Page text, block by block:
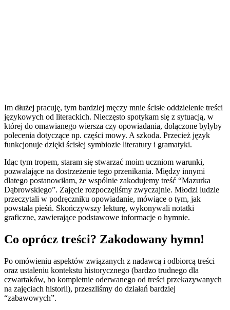
Im dłużej pracuję, tym bardziej męczy mnie ścisłe oddzielenie treści
językowych od literackich. Nieczęsto spotykam się z sytuacją, w
której do omawianego wiersza czy opowiadania, dołączone byłyby
polecenia dotyczące np. części mowy. A szkoda. Przecież język
funkcjonuje dzięki ścisłej symbiozie literatury i gramatyki.
Idąc tym tropem, staram się stwarzać moim uczniom warunki,
pozwalające na dostrzeżenie tego przenikania. Między innymi
dlatego postanowiłam, że wspólnie zakodujemy treść “Mazurka
Dąbrowskiego”. Zajęcie rozpoczęliśmy zwyczajnie. Młodzi ludzie
przeczytali w podręczniku opowiadanie, mówiące o tym, jak
powstała pieśń. Skończywszy lekturę, wykonywali notatki
graficzne, zawierające podstawowe informacje o hymnie.
Co oprócz treści? Zakodowany hymn!
Po omówieniu aspektów związanych z nadawcą i odbiorcą treści
oraz ustaleniu kontekstu historycznego (bardzo trudnego dla
czwartaków, bo kompletnie oderwanego od treści przekazywanych
na zajęciach historii), przeszliśmy do działań bardziej
“zabawowych”.